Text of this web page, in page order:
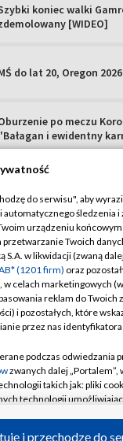
koniec walki
[WIDEO]
do lat 20, Oregon
po meczu
i ewidentny
TVP
Abonament TVP
Sklep TVP
Biuro Reklamy
Oferta Handlowa
Emisja w TVP
Rada Programowa
Regulamin TVP
Polityka prywatności
Moje zgody
Biuro reklamy
Kanały
Polska Spółka
do serwisu", aby
śledzenia i
urządzeniu końcowym
Twoich
S.A. w likwidacji (zwaną
(1201 firm) oraz
, w celach marketingowych
reklam do Twoich
i pozostałych, które
przez nas identyfikatora
podczas odwiedzania
zwanych dalej
takich jak: pliki
technologii
i przechodzę do